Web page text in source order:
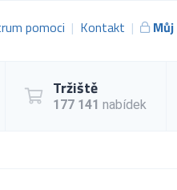
pomoci Kontakt
Tržiště
177 141 nabídek